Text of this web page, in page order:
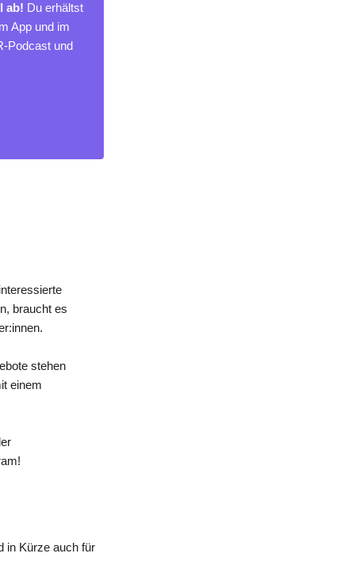
ab! Du erhältst
App und im
Podcast und
braucht es
stehen
einem
in Kürze auch für